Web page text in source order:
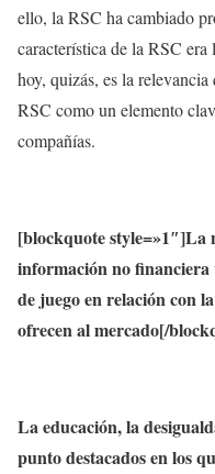
ello, la RSC ha cambiado
característica de la RSC
hoy, quizás, es la
RSC como un elemento
compañías.
[blockquote
información no financiera
de juego en relación con
ofrecen al mercado[/
La educación, la
punto destacados en los